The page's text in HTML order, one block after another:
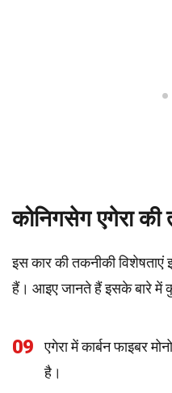
कोनिगसेग एगेरा की
इस कार की तकनीकी
हैं। आइए जानते हैं इसके बारे में
09
एगेरा में कार्बन फाइबर
है।